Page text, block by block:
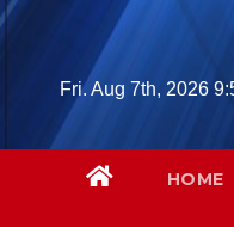
Skip
Fri. Aug 7th, 2026
HOME